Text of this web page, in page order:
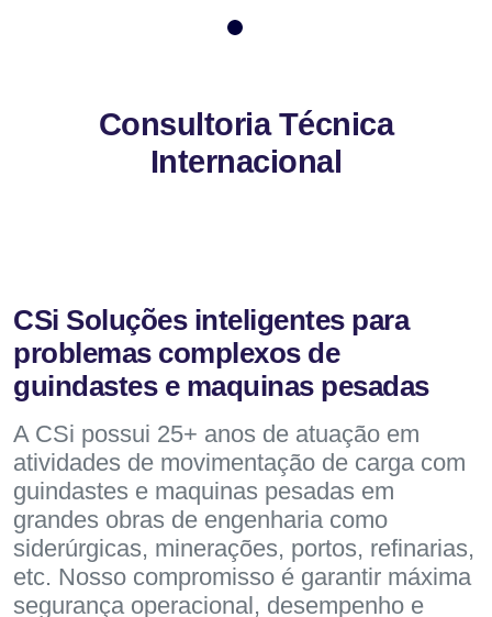
Consultoria Técnica
Internacional
CSi Soluções inteligentes para
problemas complexos de
guindastes e maquinas pesadas
A CSi possui 25+ anos de atuação em
atividades de movimentação de carga com
guindastes e maquinas pesadas em
grandes obras de engenharia como
siderúrgicas, minerações, portos, refinarias,
etc. Nosso compromisso é garantir máxima
segurança operacional, desempenho e